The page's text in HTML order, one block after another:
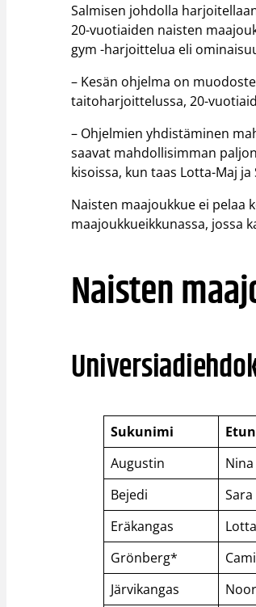
Salmisen johdolla
20-vuotiaiden naisten
gym -harjoittelua eli
– Kesän ohjelma on
taitoharjoittelussa, 20-
– Ohjelmien yhdistäminen
saavat mahdollisimman
kisoissa, kun taas Lotta-Maj
Naisten maajoukkue ei pelaa
maajoukkueikkunassa, jossa
Naisten
Sukunimi
Augustin
Nina
Bejedi
Sara
Eräkangas
Lotta
Grönberg*
Järvikangas